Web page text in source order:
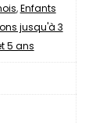
,Enfants
jusqu'à 3
5 ans